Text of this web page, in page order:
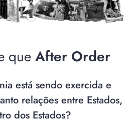
queAfter Order
está sendo exercida e
relações entre Estados,
dos Estados?